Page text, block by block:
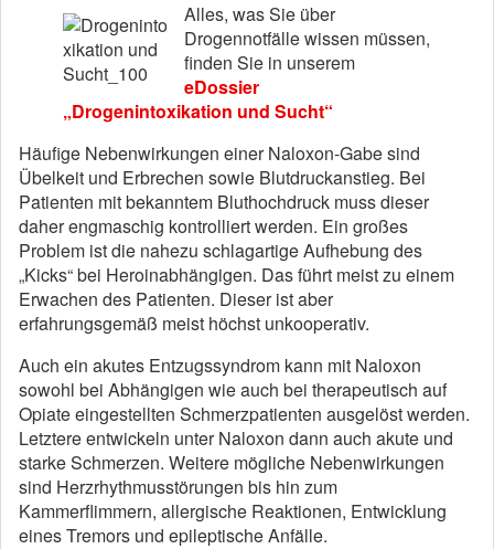
Alles, was Sie über
Drogennotfälle wissen müssen,
finden Sie in unserem
eDossier
„Drogenintoxikation und Sucht“
Häufige Nebenwirkungen einer Naloxon-Gabe sind
Übelkeit und Erbrechen sowie Blutdruckanstieg. Bei
Patienten mit bekanntem Bluthochdruck muss dieser
daher engmaschig kontrolliert werden. Ein großes
Problem ist die nahezu schlagartige Aufhebung des
„Kicks“ bei Heroinabhängigen. Das führt meist zu einem
Erwachen des Patienten. Dieser ist aber
erfahrungsgemäß meist höchst unkooperativ.
Auch ein akutes Entzugssyndrom kann mit Naloxon
sowohl bei Abhängigen wie auch bei therapeutisch auf
Opiate eingestellten Schmerzpatienten ausgelöst werden.
Letztere entwickeln unter Naloxon dann auch akute und
starke Schmerzen. Weitere mögliche Nebenwirkungen
sind Herzrhythmusstörungen bis hin zum
Kammerflimmern, allergische Reaktionen, Entwicklung
eines Tremors und epileptische Anfälle.